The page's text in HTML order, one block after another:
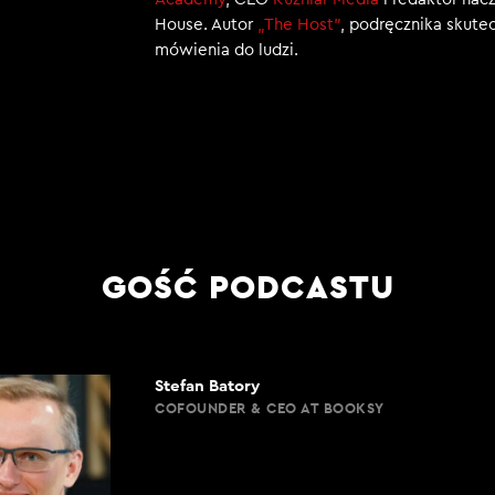
House. Autor „The Host”, podręcznika
mówienia do ludzi.
GOŚĆ PODCASTU
Stefan Batory
COFOUNDER & CEO AT BOOKSY